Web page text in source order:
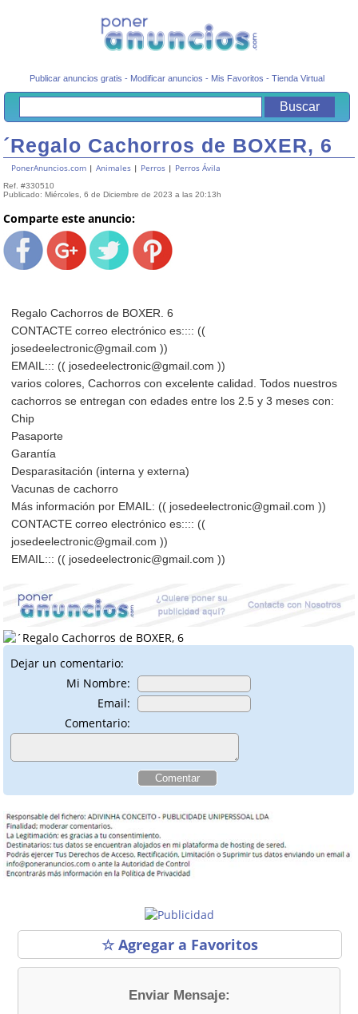
Publicar anuncios gratis - Modificar anuncios - Mis Favoritos -Tienda Virtual
´Regalo Cachorros de BOXER, 6
PonerAnuncios.com |Animales | Perros | Perros Ávila
Ref. #330510
Publicado: Miércoles, 6 de Diciembre de 2023 a las 20:13h
Comparte este anuncio:
Regalo Cachorros de BOXER. 6
CONTACTE correo electrónico es:::: ((
josedeelectronic@gmail.com ))
EMAIL::: (( josedeelectronic@gmail.com ))
varios colores, Cachorros con excelente calidad. Todos nuestros
cachorros se entregan con edades entre los 2.5 y 3 meses con:
Chip
Pasaporte
Garantía
Desparasitación (interna y externa)
Vacunas de cachorro
Más información por EMAIL: (( josedeelectronic@gmail.com ))
CONTACTE correo electrónico es:::: ((
josedeelectronic@gmail.com ))
EMAIL::: (( josedeelectronic@gmail.com ))
Dejar un comentario:
Mi Nombre:
Email:
Comentario:
☆ Agregar a Favoritos
Enviar Mensaje: